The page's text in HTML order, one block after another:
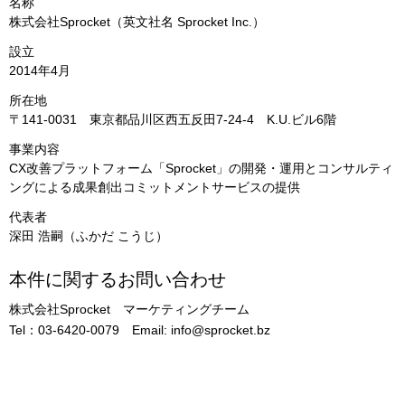
株式会社Sprocket（英文社名 Sprocket Inc.）
設立
2014年4月
所在地
〒141-0031 東京都品川区西五反田7-24-4 K.U.ビル6階
事業内容
CX改善プラットフォーム「Sprocket」の開発・運用とコンサルティ
ングによる成果創出コミットメントサービスの提供
代表者
深田 浩嗣（ふかだ こうじ）
本件に関するお問い合わせ
株式会社Sprocket マーケティングチーム
Tel：03-6420-0079 Email: info@sprocket.bz